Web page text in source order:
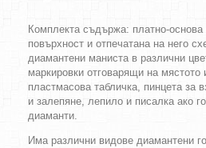
Комплекта съдържа: платно-
повърхност и отпечатана на него
диамантени маниста в различни
маркировки отговарящи на
пластмасова табличка, пинцета за
и залепяне, лепило и писалка ако
диаманти.
Има различни видове диамантени